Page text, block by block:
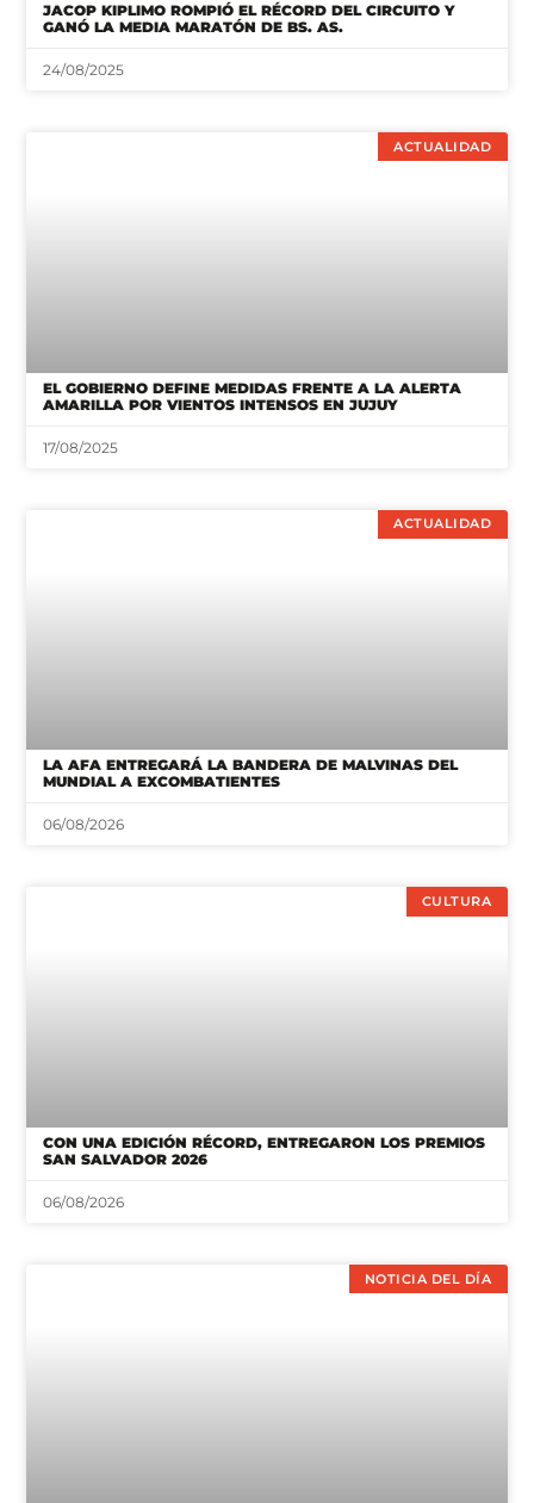
JACOP KIPLIMO ROMPIÓ EL RÉCORD DEL CIRCUITO Y
GANÓ LA MEDIA MARATÓN DE BS. AS.
24/08/2025
ACTUALIDAD
EL GOBIERNO DEFINE MEDIDAS FRENTE A LA ALERTA
AMARILLA POR VIENTOS INTENSOS EN JUJUY
17/08/2025
ACTUALIDAD
LA AFA ENTREGARÁ LA BANDERA DE MALVINAS DEL
MUNDIAL A EXCOMBATIENTES
06/08/2026
CULTURA
CON UNA EDICIÓN RÉCORD, ENTREGARON LOS PREMIOS
SAN SALVADOR 2026
06/08/2026
NOTICIA DEL DÍA